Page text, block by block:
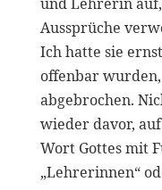
Aussprüche
Ich hatte sie
offenbar
abgebrochen.
wieder davor,
Wort Gottes mit
„Lehrerinnen“